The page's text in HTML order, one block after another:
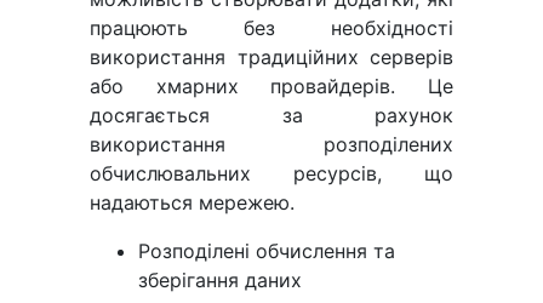
працюють без необхідності
використання традиційних серверів
або хмарних провайдерів. Це
досягається за рахунок
використання розподілених
обчислювальних ресурсів, що
надаються мережею.
Розподілені обчислення та
зберігання даних